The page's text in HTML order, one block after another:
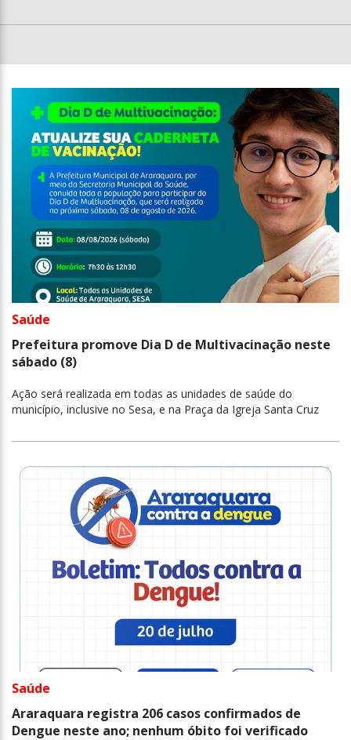
Saúde
Prefeitura promove Dia D de Multivacinação neste
sábado (8)
Ação será realizada em todas as unidades de saúde do
município, inclusive no Sesa, e na Praça da Igreja Santa Cruz
Saúde
Araraquara registra 206 casos confirmados de
Dengue neste ano; nenhum óbito foi verificado